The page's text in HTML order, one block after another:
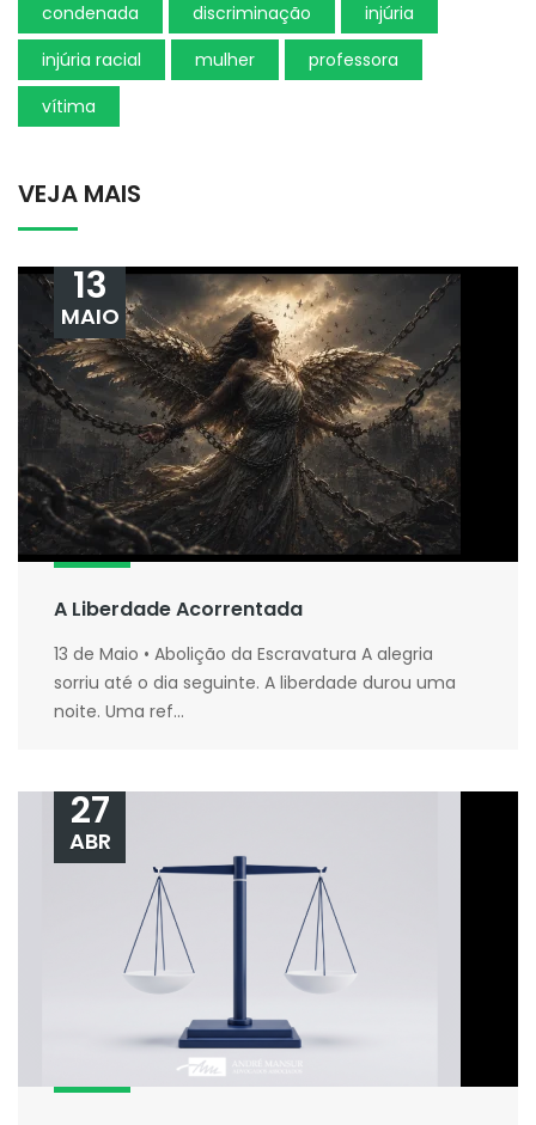
condenada discriminação
injúria
injúria racial
mulher
professora
vítima
VEJA MAIS
A Liberdade Acorrentada
13
MAIO
13 de Maio • Abolição da Escravatura A alegria
sorriu até o dia seguinte. A liberdade durou uma
noite. Uma ref...
27
ABR